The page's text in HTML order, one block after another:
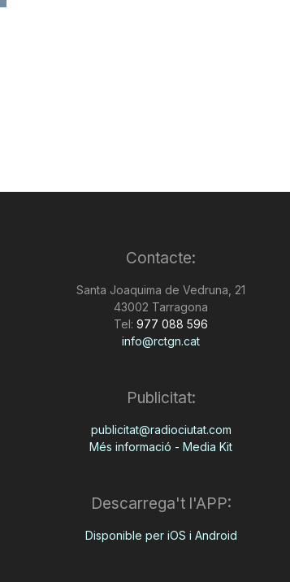
Contacte:
Santa Joaquima de Vedruna, 21
43002 Tarragona
Tel: 977 088 596
info@rctgn.cat
Publicitat:
publicitat@radiociutat.com
Més informació - Media Kit
Descarrega't l'APP:
Disponible per iOS i Android